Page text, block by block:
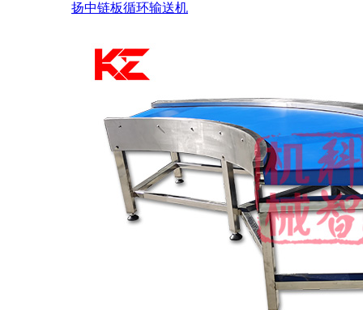
扬中链板循环输送机